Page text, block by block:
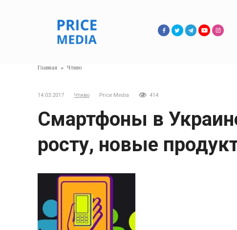
Главная » Чтиво
14.03.2017 Чтиво Price Media 414
Смартфоны в
росту, новые